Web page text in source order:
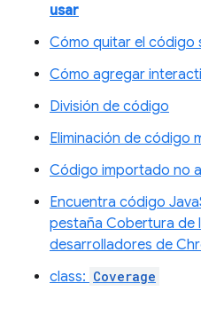
usar
Cómo quitar el código
Cómo agregar
División de código
Eliminación de código
Código importado no
Encuentra código
pestaña Cobertura de
desarrolladores de
class: Coverage